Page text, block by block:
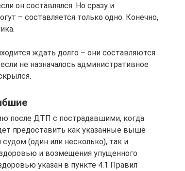
он составлялся. Но сразу и
– составляется только одно. Конечно,
ждать долго – они составляются
не назначалось административное
после ДТП с пострадавшими, когда
предоставить как указанные выше
(один или несколько), так и
и возмещения упущенного
указан в пункте 4.1 Правил